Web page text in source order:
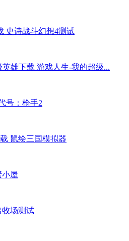
史诗战斗幻想4测试
游戏人生-我的超级...
号：枪手2
鼠绘三国模拟器
小屋
牧场测试